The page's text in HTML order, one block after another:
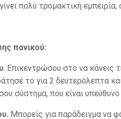
πολύ τρομακτική
πανικού:
. Επικεντρώσου στο να κάνεις
το για 2 δευτερόλεπτα
σύστημα, που είναι
Μπορείς για παράδειγμα να